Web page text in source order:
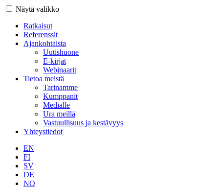
Näytä valikko
Ratkaisut
Referenssit
Ajankohtaista
Uutishuone
E-kirjat
Webinaarit
Tietoa meistä
Tarinamme
Kumppanit
Medialle
Ura meillä
Vastuullisuus ja kestävyys
Yhteystiedot
EN
FI
SV
DE
NO